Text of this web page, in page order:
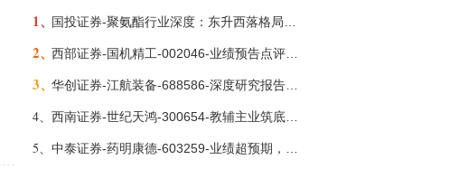
1、
2、
3、
4、
5、